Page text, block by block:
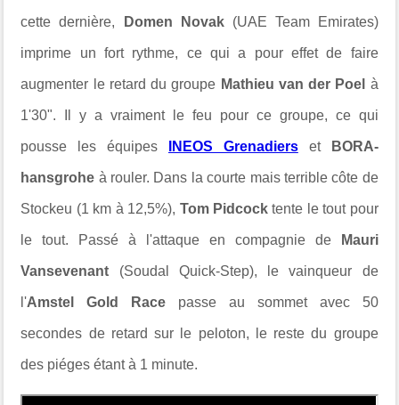
cette dernière, Domen Novak(UAE Team Emirates)
imprime un fort rythme, ce qui a pour effet de faire
augmenter le retard du groupe Mathieu van der Poel à
1'30". Il y a vraiment le feu pour ce groupe, ce qui
pousse les équipes INEOS Grenadierset BORA-
hansgrohe à rouler. Dans la courte mais terrible côte de
Stockeu (1 km à 12,5%), Tom Pidcocktente le tout pour
le tout. Passé à l'attaque en compagnie de Mauri
Vansevenant (Soudal Quick-Step), le vainqueur de
l'Amstel Gold Race passe au sommet avec 50
secondes de retard sur le peloton, le reste du groupe
des piéges étant à 1 minute.